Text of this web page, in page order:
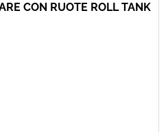
CON RUOTE ROLL TANK